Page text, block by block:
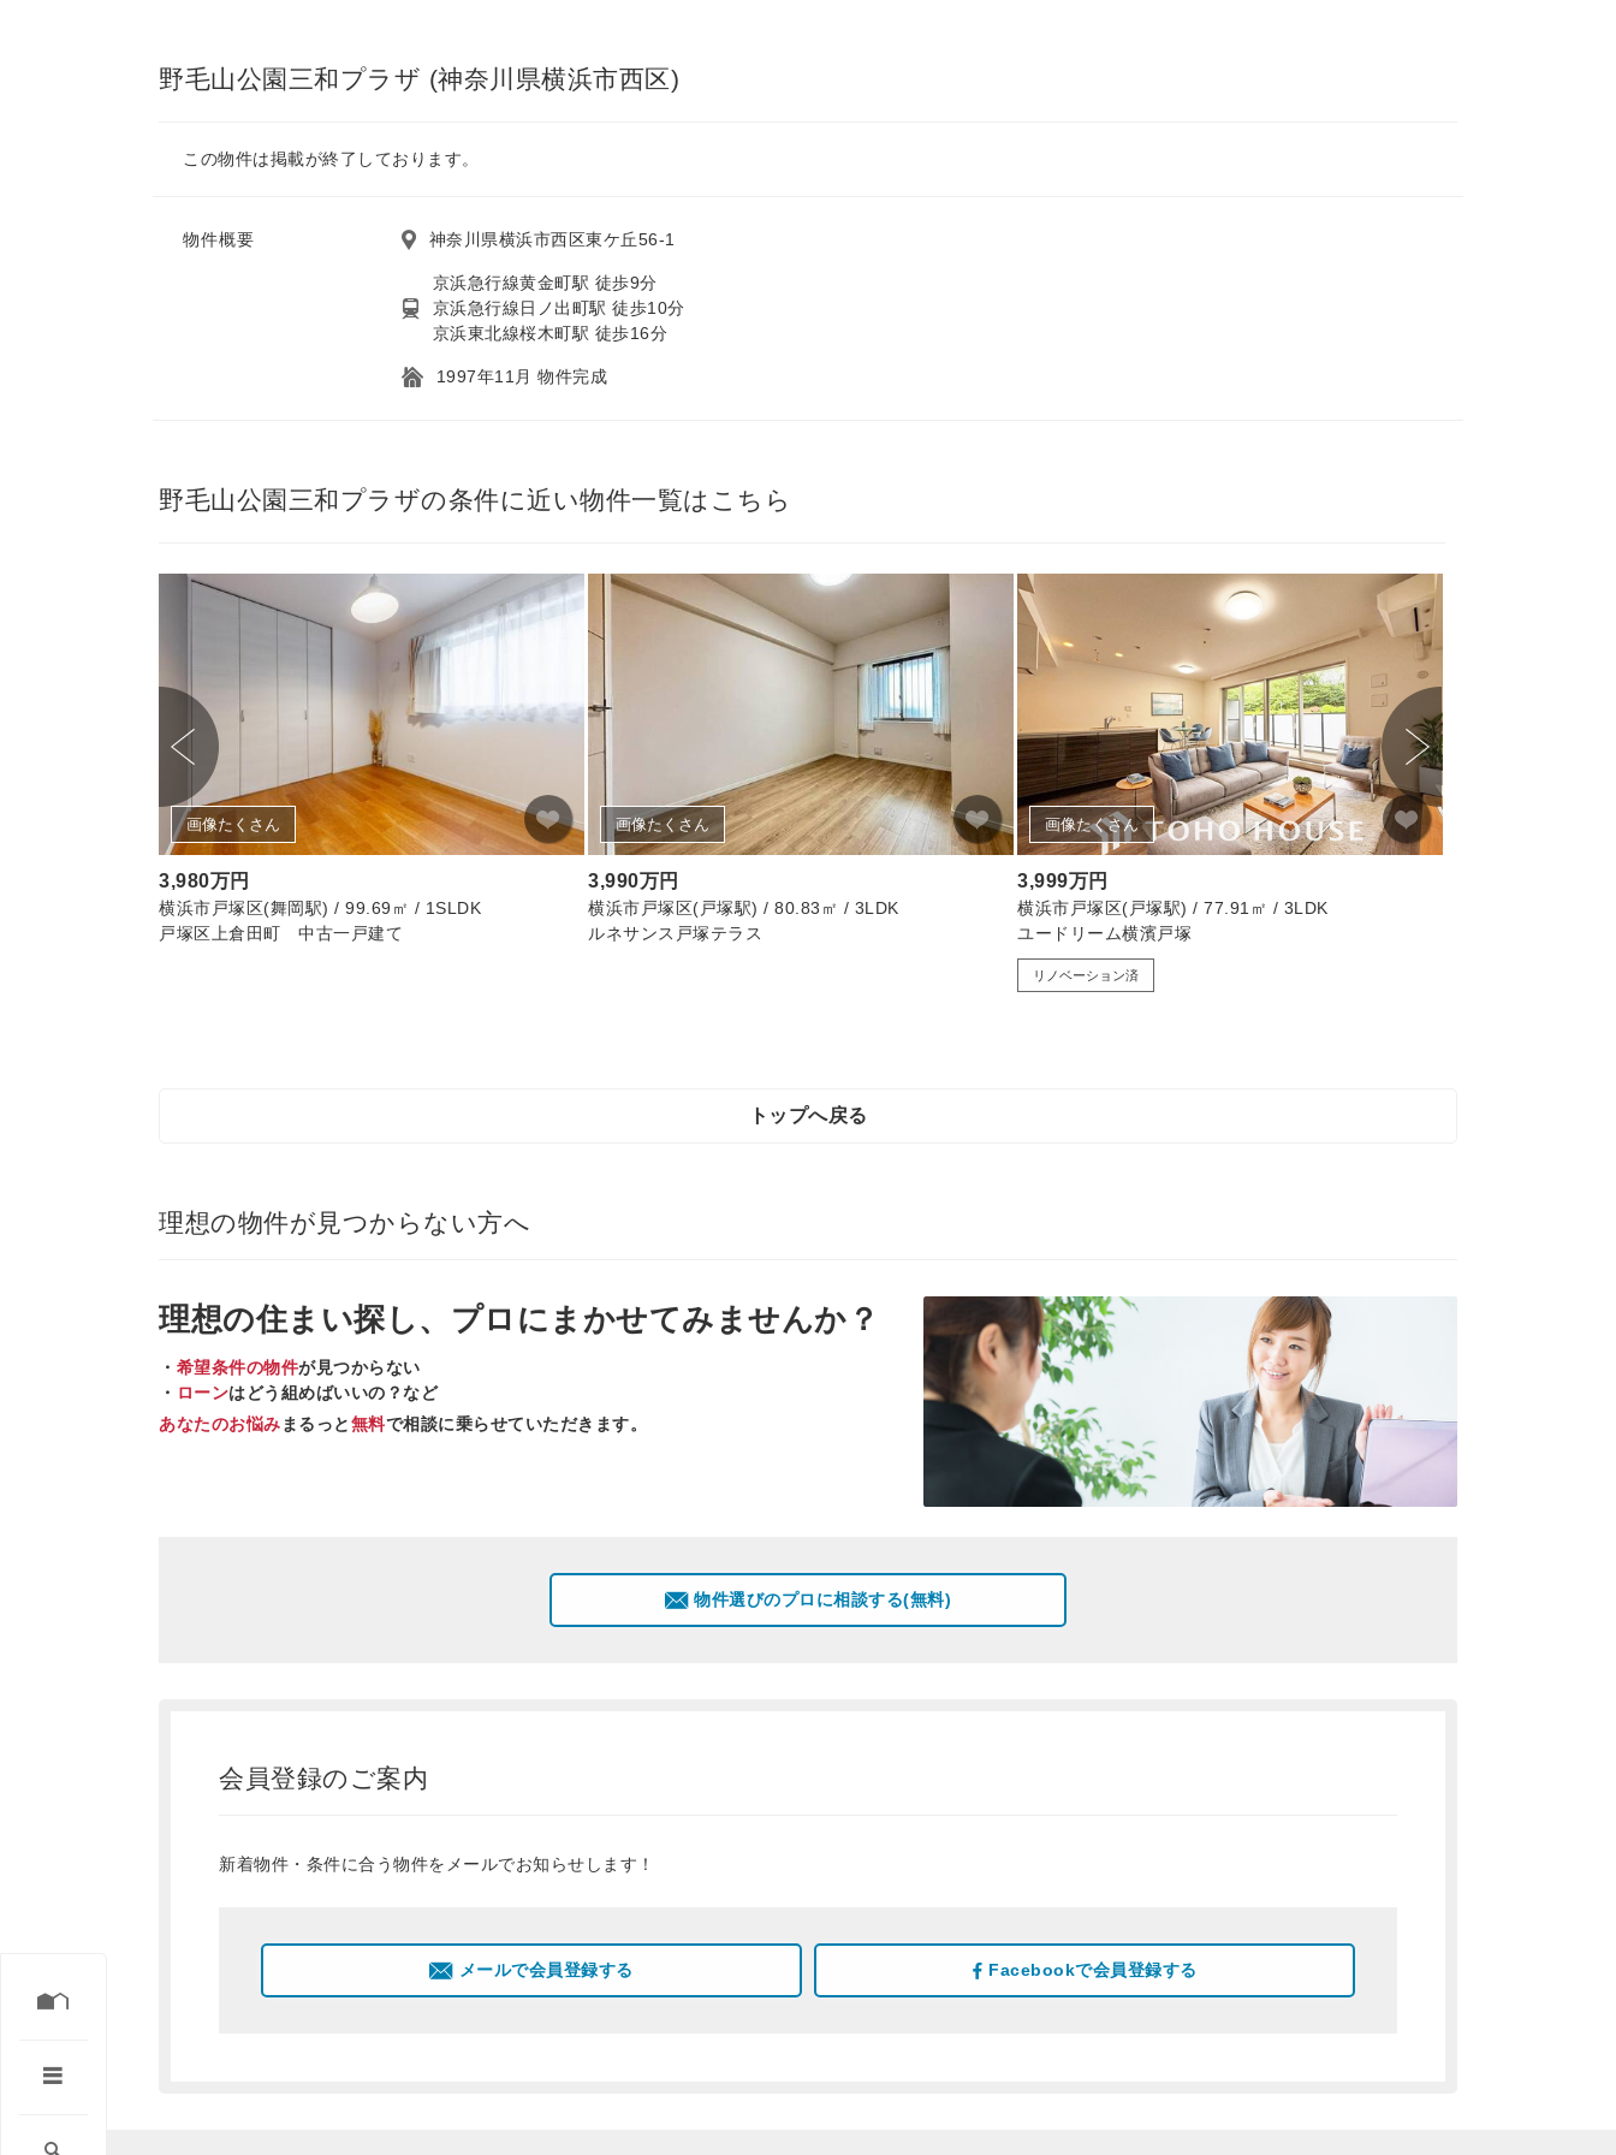
野毛山公園三和プラザ (神奈川県横浜市西区)
この物件は掲載が終了しております。
物件概要 神奈川県横浜市西区東ケ丘56-1
京浜急行線黄金町駅 徒歩9分
京浜急行線日ノ出町駅 徒歩10分
京浜東北線桜木町駅 徒歩16分
1997年11月 物件完成
野毛山公園三和プラザの条件に近い物件一覧はこちら
画像たくさん
3,980万円
横浜市戸塚区(舞岡駅) / 99.69㎡ / 1SLDK
戸塚区上倉田町 中古一戸建て
画像たくさん
3,990万円
横浜市戸塚区(戸塚駅) / 80.83㎡ / 3LDK
ルネサンス戸塚テラス
画像たくさん
3,999万円
横浜市戸塚区(戸塚駅) / 77.91㎡ / 3LDK
ユードリーム横濱戸塚
リノベーション済
トップへ戻る
理想の物件が見つからない方へ
理想の住まい探し、 プロ にまかせてみませんか？
・ 希望条件の物件が見つからない
・ ローンはどう組めばいいの？など
あなたのお悩み まるっと無料で相談に乗らせていただきます。
物件選びのプロに相談する(無料)
会員登録のご案内
新着物件・条件に合う物件をメールでお知らせします！
メールで会員登録する Facebookで会員登録する